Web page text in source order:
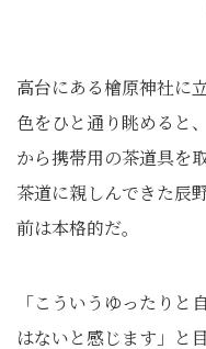
高台にある檜原神社に
色をひと通り眺めると
から携帯用の茶道具を
茶道に親しんできた辰
前は本格的だ。
「こういうゆったり
はないと感じます」と